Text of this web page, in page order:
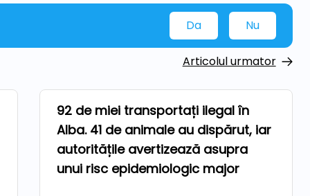
Da Nu
Articolul urmator
Ferma
92 de miei transportați ilegal în
Alba. 41 de animale au dispărut, iar
autoritățile avertizează asupra
unui risc epidemiologic major